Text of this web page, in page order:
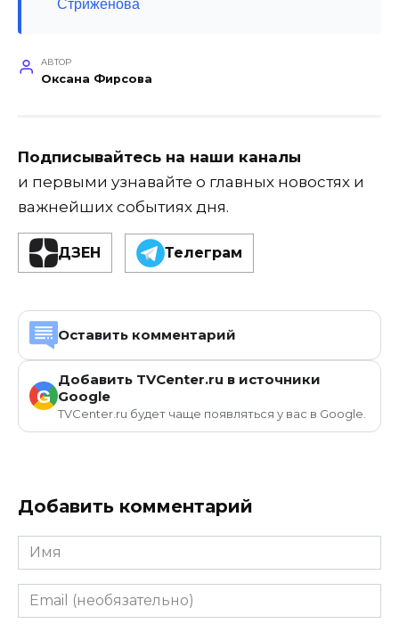
Стриженова
АВТОР
Оксана Фирсова
Подписывайтесь на наши каналы
и первыми узнавайте о главных новостях и
важнейших событиях дня.
ДЗЕН Телеграм
Оставить комментарий
G
Добавить TVCenter.ru в источники
Google
TVCenter.ru будет чаще появляться у вас в Google.
Добавить комментарий
Имя
Email
(необязательно)